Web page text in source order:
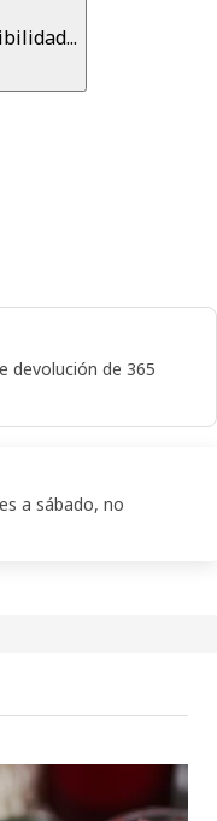
devolución de 365
a sábado, no